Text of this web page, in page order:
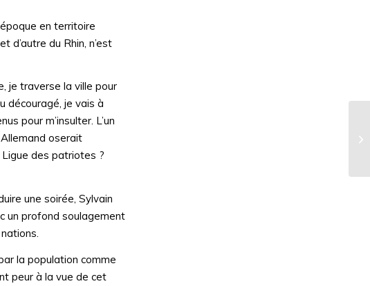
en territoire
du Rhin, n’est
je traverse la ville pour
découragé, je vais à
pour m’insulter. L’un
oserait
des patriotes ?
une soirée, Sylvain
un profond soulagement
la population comme
peur à la vue de cet